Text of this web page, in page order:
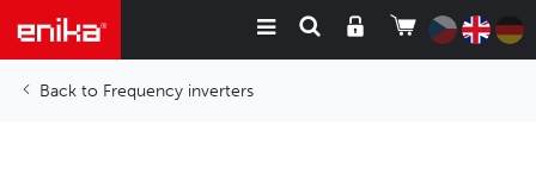
Frequency inverters